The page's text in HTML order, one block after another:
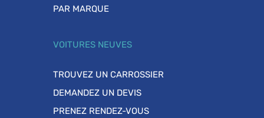
PAR MARQUE
VOITURES NEUVES
TROUVEZ UN CARROSSIER
DEMANDEZ UN DEVIS
PRENEZ RENDEZ-VOUS